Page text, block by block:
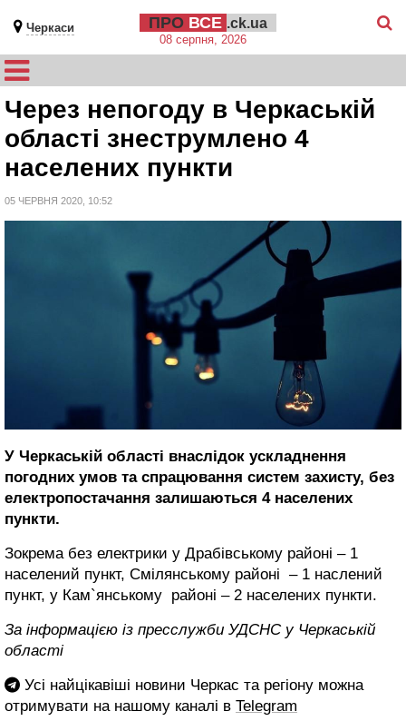
Черкаси ПРО ВСЕ .ck.ua
08 серпня, 2026
Через непогоду в Черкаській
області знеструмлено 4
населених пункти
05 ЧЕРВНЯ 2020, 10:52
У Черкаській області внаслідок ускладнення
погодних умов та спрацювання систем захисту, без
електропостачання залишаються 4 населених
пункти.
Зокрема без електрики у Драбівському районі – 1
населений пункт, Смілянському районі – 1 наслений
пункт, у Кам`янському районі – 2 населених пункти.
За інформацією із пресслужби УДСНС у Черкаській
області
Усі найцікавіші новини Черкас та регіону можна
отримувати на нашому каналі в Telegram